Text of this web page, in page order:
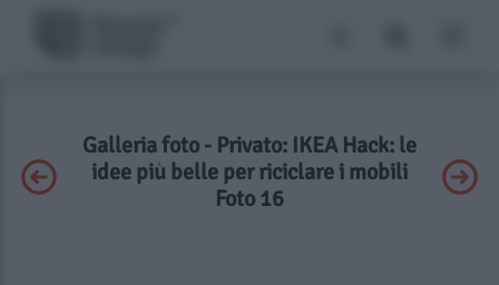
Galleria foto - Privato: IKEA Hack: le
idee più belle per riciclare i mobili
Foto 16